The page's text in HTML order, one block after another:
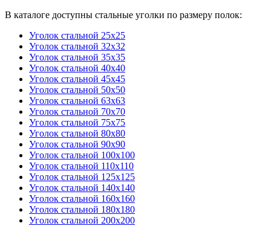
В каталоге доступны стальные уголки по размеру полок:
Уголок стальной 25x25
Уголок стальной 32x32
Уголок стальной 35x35
Уголок стальной 40x40
Уголок стальной 45x45
Уголок стальной 50x50
Уголок стальной 63x63
Уголок стальной 70x70
Уголок стальной 75x75
Уголок стальной 80x80
Уголок стальной 90x90
Уголок стальной 100x100
Уголок стальной 110x110
Уголок стальной 125x125
Уголок стальной 140x140
Уголок стальной 160x160
Уголок стальной 180x180
Уголок стальной 200x200